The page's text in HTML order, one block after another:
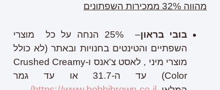
מהווה 32% ממכירות השפתונים
בובי בראון
– 25% הנחה על כל מוצרי
השפתיים והטינטים בחנויות ובאתר (לא כולל
מוצרי מיני , לאסט צ'אנס ו-Crushed Creamy
Color) עד ה-31.7 או עד גמר